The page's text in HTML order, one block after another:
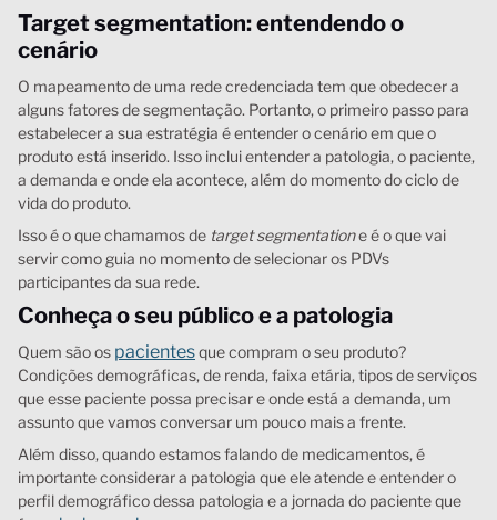
Target segmentation: entendendo o
cenário
O mapeamento de uma rede credenciada tem que obedecer a
alguns fatores de segmentação. Portanto, o primeiro passo para
estabelecer a sua estratégia é entender o cenário em que o
produto está inserido. Isso inclui entender a patologia, o paciente,
a demanda e onde ela acontece, além do momento do ciclo de
vida do produto.
Isso é o que chamamos de target segmentatione é o que vai
servir como guia no momento de selecionar os PDVs
participantes da sua rede.
Conheça o seu público e a patologia
Quem são os pacientesque compram o seu produto?
Condições demográficas, de renda, faixa etária, tipos de serviços
que esse paciente possa precisar e onde está a demanda, um
assunto que vamos conversar um pouco mais a frente.
Além disso, quando estamos falando de medicamentos, é
importante considerar a patologia que ele atende e entender o
perfil demográfico dessa patologia e a jornada do paciente que